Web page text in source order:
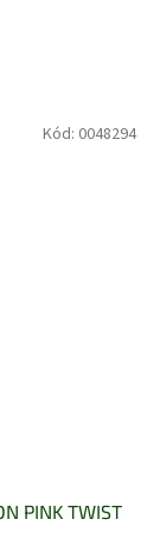
PINK TWIST
Kód: 0048294